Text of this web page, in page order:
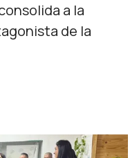
a la
de la